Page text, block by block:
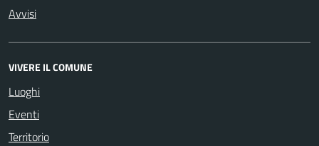
Avvisi
VIVERE IL COMUNE
Luoghi
Eventi
Territorio